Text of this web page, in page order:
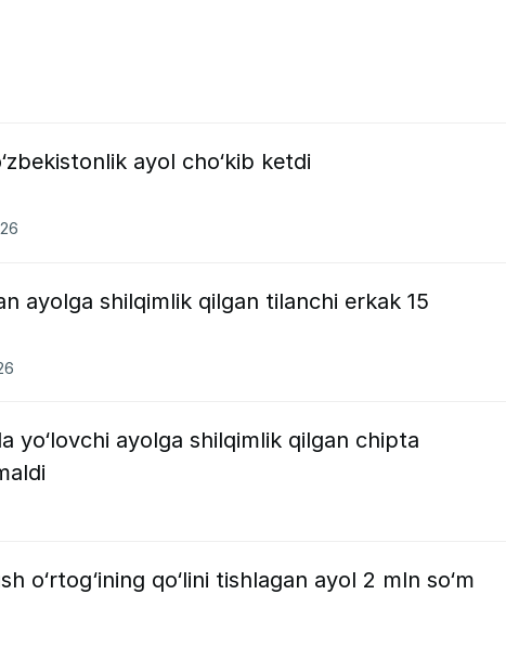
ayol cho‘kib ketdi
ayolga shilqimlik qilgan tilanchi erkak 15
yo‘lovchi ayolga shilqimlik qilgan chipta
o‘rtog‘ining qo‘lini tishlagan ayol 2 mln so‘m